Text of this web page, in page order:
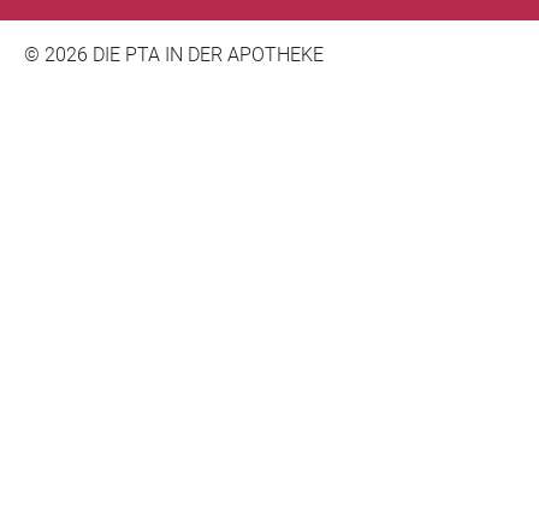
© 2026 DIE PTA IN DER APOTHEKE